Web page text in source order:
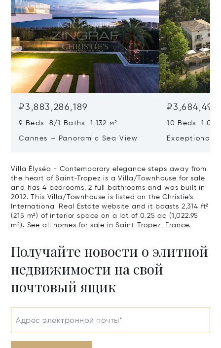
₽3,883,286,189
9 Beds 8/1 Baths 1,132 м²
Cannes – Panoramic Sea View
10 Beds
Exceptional
Villa Élyséa - Contemporary elegance steps away from
the heart of Saint-Tropez is a Villa/Townhouse for sale
and has 4 bedrooms, 2 full bathrooms and was built in
2012. This Villa/Townhouse is listed on the Christie's
International Real Estate website and it boasts 2,314 ft²
(215 m²) of interior space on a lot of 0.25 ac (1,022.95
m²). See all homes for sale in Saint-Tropez, France.
Получайте новости о элитной
недвижимости на свой
почтовый ящик
Адрес электронной почты*